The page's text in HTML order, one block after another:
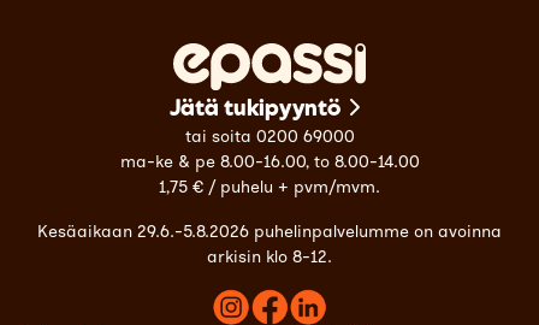
Jätä tukipyyntö
tai soita 0200 69000
ma-ke & pe 8.00-16.00, to 8.00-14.00
1,75 € / puhelu + pvm/mvm.
Kesäaikaan 29.6.-5.8.2026 puhelinpalvelumme on avoinna
arkisin klo 8-12.